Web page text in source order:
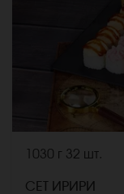
1030 г 32 шт.
СЕТ ИРИРИ